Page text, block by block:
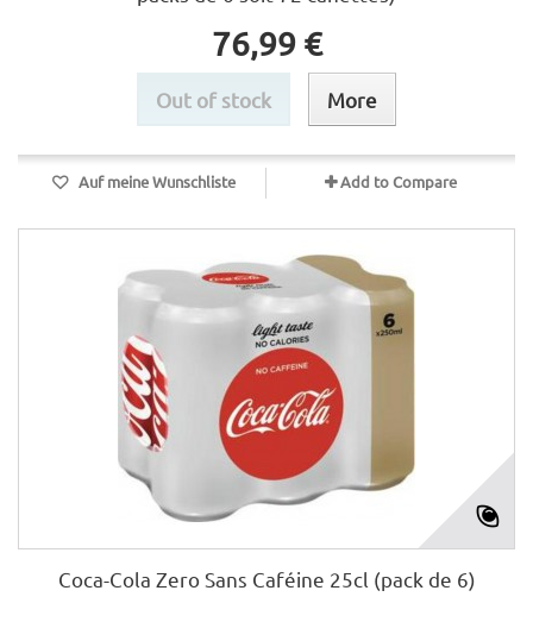
76,99 €
Out of stock More
Auf meine Wunschliste Add to Compare
Coca-Cola Zero Sans Caféine 25cl (pack de 6)